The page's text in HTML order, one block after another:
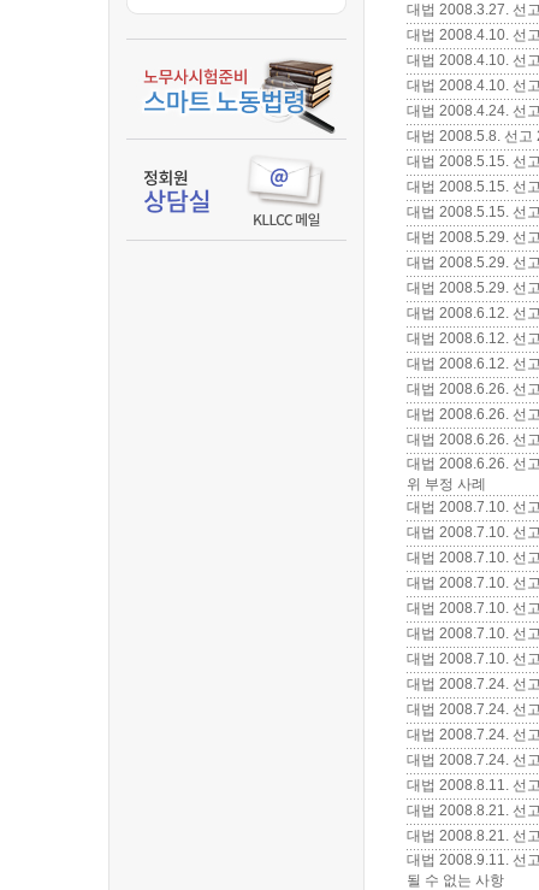
대법 2008.3.27. 선
대법 2008.4.10. 선
대법 2008.4.10. 선
대법 2008.4.10. 선
대법 2008.4.24. 선
대법 2008.5.8. 선고
대법 2008.5.15. 선
대법 2008.5.15. 선
대법 2008.5.15. 선
대법 2008.5.29. 선
대법 2008.5.29. 선
대법 2008.5.29. 선
대법 2008.6.12. 선
대법 2008.6.12. 선
대법 2008.6.12. 선
대법 2008.6.26. 선
대법 2008.6.26. 선
대법 2008.6.26. 선
대법 2008.6.26. 선
위 부정 사례
대법 2008.7.10. 선
대법 2008.7.10. 선
대법 2008.7.10. 선
대법 2008.7.10. 선
대법 2008.7.10. 선
대법 2008.7.10. 선
대법 2008.7.10. 선
대법 2008.7.24. 선
대법 2008.7.24. 선
대법 2008.7.24. 선
대법 2008.7.24. 선
대법 2008.8.11. 선
대법 2008.8.21. 선
대법 2008.8.21. 선
대법 2008.9.11. 선
될 수 없는 사항